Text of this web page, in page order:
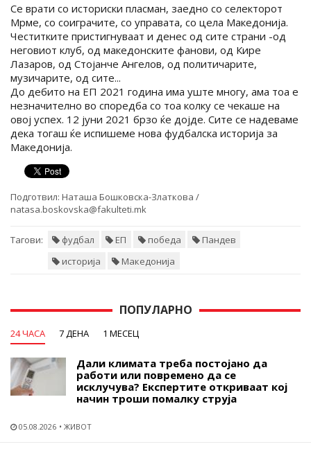
Се врати со историски пласман, заедно со селекторот
Мрме, со соиграчите, со управата, со цела Македонија.
Честитките пристигнуваат и денес од сите страни -од
неговиот клуб, од македонските фанови, од Кире
Лазаров, од Стојанче Ангелов, од политичарите,
музичарите, од сите...
До дебито на ЕП 2021 година има уште многу, ама тоа е
незначително во споредба со тоа колку се чекаше на
овој успех. 12 јуни 2021 брзо ќе дојде. Сите се надеваме
дека тогаш ќе испишеме нова фудбалска историја за
Македонија.
Подготвил: Наташа Бошковска-Златкова /
natasa.boskovska@fakulteti.mk
Тагови: фудбал ЕП победа
Пандев
историја
Македонија
ПОПУЛАРНО
24 ЧАСА 7 ДЕНА 1 МЕСЕЦ
Дали климата треба постојано да
работи или повремено да се
исклучува? Експертите откриваат кој
начин троши помалку струја
05.08.2026 ЖИВОТ